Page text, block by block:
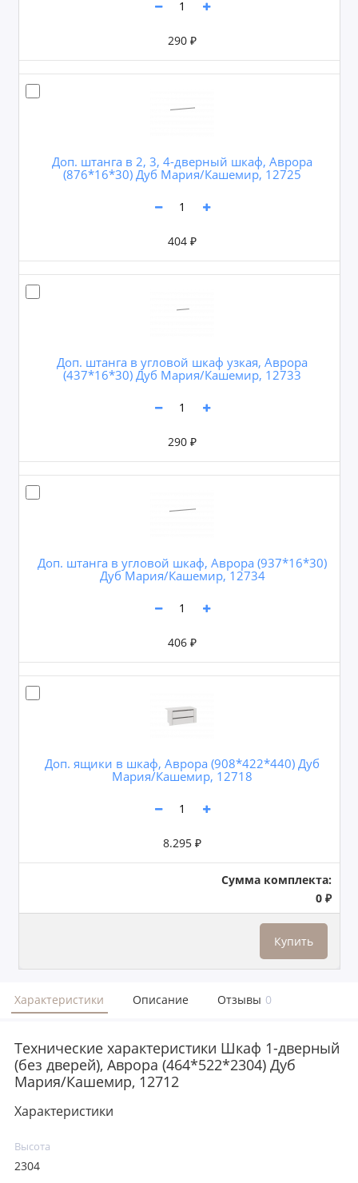
290 ₽
Доп. штанга в 2, 3, 4-дверный шкаф, Аврора
(876*16*30) Дуб Мария/Кашемир, 12725
404 ₽
Доп. штанга в угловой шкаф узкая, Аврора
(437*16*30) Дуб Мария/Кашемир, 12733
290 ₽
Доп. штанга в угловой шкаф, Аврора (937*16*30)
Дуб Мария/Кашемир, 12734
406 ₽
Доп. ящики в шкаф, Аврора (908*422*440) Дуб
Мария/Кашемир, 12718
8.295 ₽
Сумма комплекта:
0 ₽
Купить
Характеристики Описание Отзывы 0
Технические характеристики Шкаф 1-дверный
(без дверей), Аврора (464*522*2304) Дуб
Мария/Кашемир, 12712
Характеристики
Высота
2304